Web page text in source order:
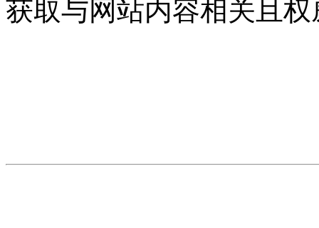
获取与网站内容相关且